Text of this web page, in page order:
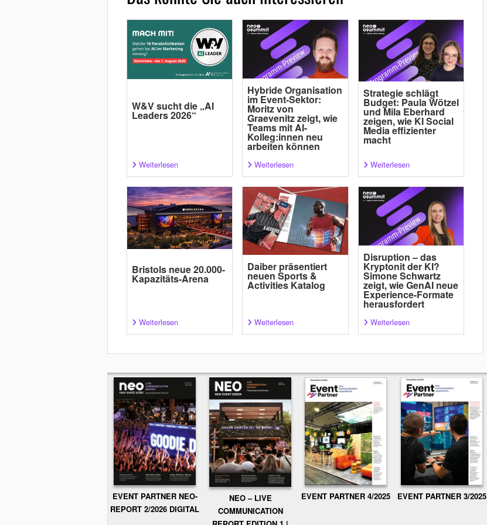
W&V sucht die „AI
Leaders 2026“
Weiterlesen
Hybride Organisation
im Event-Sektor:
Moritz von
Graevenitz zeigt, wie
Teams mit AI-
Kolleg:innen neu
arbeiten können
Weiterlesen
Strategie schlägt
Budget: Paula Wötzel
und Mila Eberhard
zeigen, wie KI Social
Media effizienter
macht
Weiterlesen
Bristols neue 20.000-
Kapazitäts-Arena
Weiterlesen
Daiber präsentiert
neuen Sports &
Activities Katalog
Weiterlesen
Disruption – das
Kryptonit der KI?
Simone Schwartz
zeigt, wie GenAI neue
Experience-Formate
herausfordert
Weiterlesen
EVENT PARTNER NEO-
REPORT 2/2026 DIGITAL
NEO – LIVE
COMMUNICATION
EVENT PARTNER 4/2025 EVENT PARTNER 3/2025